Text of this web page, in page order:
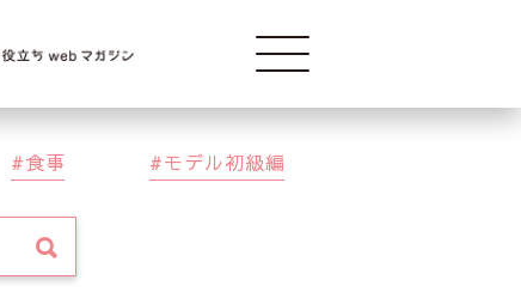
Modelba
食事 モデル初級編